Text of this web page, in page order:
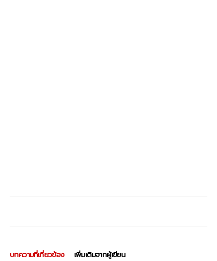
บทความที่เกี่ยวข้อง เพิ่มเติมจากผู้เขียน